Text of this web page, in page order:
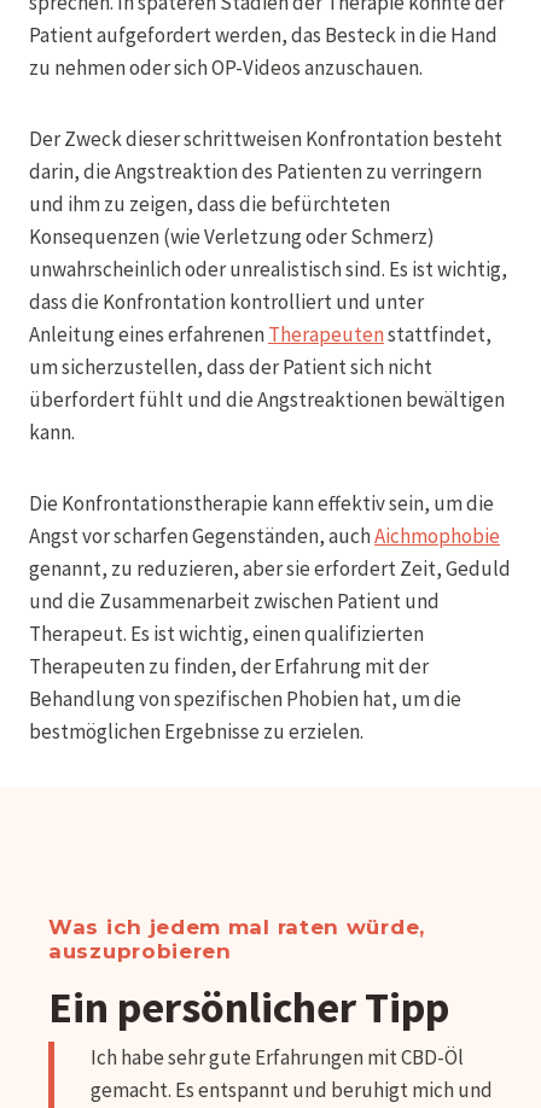
Patient aufgefordert werden, das Besteck in die Hand
zu nehmen oder sich OP-Videos anzuschauen.
Der Zweck dieser schrittweisen Konfrontation besteht
darin, die Angstreaktion des Patienten zu verringern
und ihm zu zeigen, dass die befürchteten
Konsequenzen (wie Verletzung oder Schmerz)
unwahrscheinlich oder unrealistisch sind. Es ist wichtig,
dass die Konfrontation kontrolliert und unter
Anleitung eines erfahrenenTherapeutenstattfindet,
um sicherzustellen, dass der Patient sich nicht
überfordert fühlt und die Angstreaktionen bewältigen
kann.
Die Konfrontationstherapie kann effektiv sein, um die
Angst vor scharfen Gegenständen, auchAichmophobie
genannt, zu reduzieren, aber sie erfordert Zeit, Geduld
und die Zusammenarbeit zwischen Patient und
Therapeut. Es ist wichtig, einen qualifizierten
Therapeuten zu finden, der Erfahrung mit der
Behandlung von spezifischen Phobien hat, um die
bestmöglichen Ergebnisse zu erzielen.
Was ich jedem mal raten würde,
auszuprobieren
Ein persönlicher Tipp
Ich habe sehr gute Erfahrungen mit CBD-Öl
gemacht. Es entspannt und beruhigt mich und